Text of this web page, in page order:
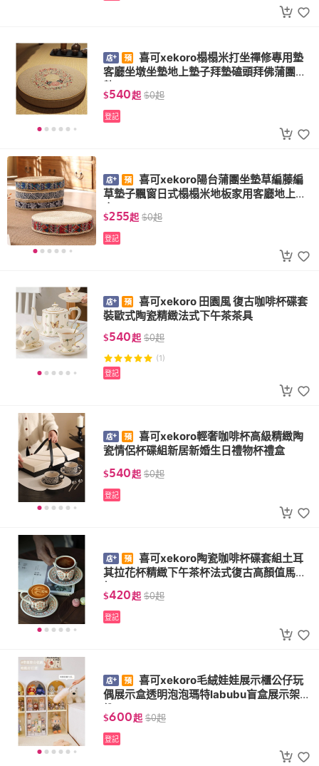
喜可xekoro榻榻米打坐禪修專用墊
客廳坐墩坐墊地上墊子拜墊磕頭拜佛蒲團跪
$540起 $0起
登記
喜可xekoro陽台蒲團坐墊草編藤編
草墊子飄窗日式榻榻米地板家用客廳地上臥
$255起 $0起
登記
喜可xekoro 田園風 復古咖啡杯碟套
裝歐式陶瓷精緻法式下午茶茶具
$540起 $0起
(1)
登記
喜可xekoro輕奢咖啡杯高級精緻陶
瓷情侶杯碟組新居新婚生日禮物杯禮盒
$540起 $0起
登記
喜可xekoro陶瓷咖啡杯碟套組土耳
其拉花杯精緻下午茶杯法式復古高顏值馬克
$420起 $0起
登記
喜可xekoro毛絨娃娃展示櫃公仔玩
偶展示盒透明泡泡瑪特labubu盲盒展示架收
$600起 $0起
登記